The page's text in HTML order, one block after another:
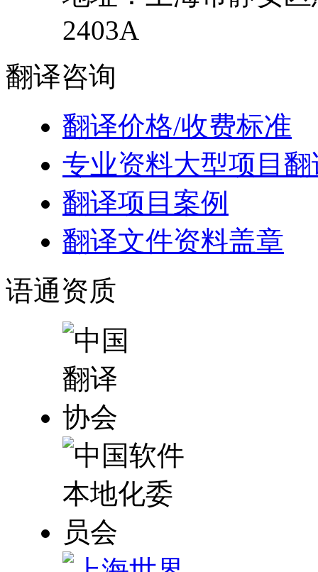
2403A
翻译咨询
翻译价格/收费标准
专业资料大型项目翻
翻译项目案例
翻译文件资料盖章
语通资质